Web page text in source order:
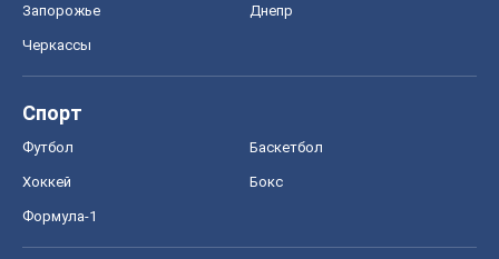
Запорожье Днепр
Черкассы
Спорт
Футбол Баскетбол
Хоккей Бокс
Формула-1